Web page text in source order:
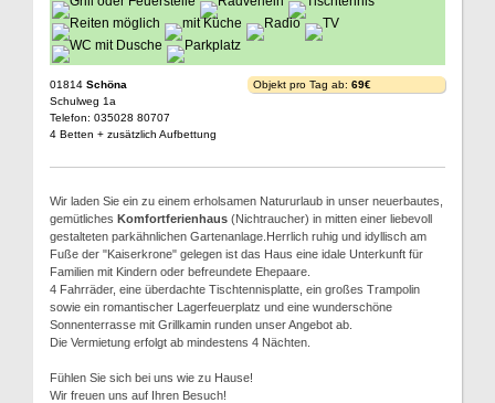
01814 Schöna
Schulweg 1a
Telefon: 035028 80707
4 Betten + zusätzlich Aufbettung
Objekt pro Tag ab: 69€
Wir laden Sie ein zu einem erholsamen Natururlaub in unser neuerbautes,
gemütliches Komfortferienhaus (Nichtraucher) in mitten einer liebevoll
gestalteten parkähnlichen Gartenanlage.Herrlich ruhig und idyllisch am
Fuße der "Kaiserkrone" gelegen ist das Haus eine idale Unterkunft für
Familien mit Kindern oder befreundete Ehepaare.
4 Fahrräder, eine überdachte Tischtennisplatte, ein großes Trampolin
sowie ein romantischer Lagerfeuerplatz und eine wunderschöne
Sonnenterrasse mit Grillkamin runden unser Angebot ab.
Die Vermietung erfolgt ab mindestens 4 Nächten.
Fühlen Sie sich bei uns wie zu Hause!
Wir freuen uns auf Ihren Besuch!